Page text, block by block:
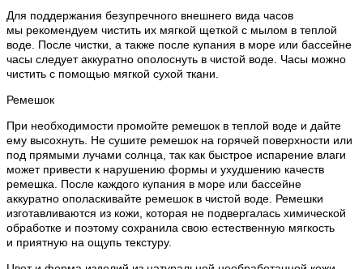
Для поддержания безупречного внешнего вида часов
мы рекомендуем чистить их мягкой щеткой с мылом в теплой
воде. После чистки, а также после купания в море или бассейне
часы следует аккуратно ополоснуть в чистой воде. Часы можно
чистить с помощью мягкой сухой ткани.
Ремешок
При необходимости промойте ремешок в теплой воде и дайте
ему высохнуть. Не сушите ремешок на горячей поверхности или
под прямыми лучами солнца, так как быстрое испарение влаги
может привести к нарушению формы и ухудшению качеств
ремешка. После каждого купания в море или бассейне
аккуратно ополаскивайте ремешок в чистой воде. Ремешки
изготавливаются из кожи, которая не подвергалась химической
обработке и поэтому сохранила свою естественную мягкость
и приятную на ощупь текстуру.